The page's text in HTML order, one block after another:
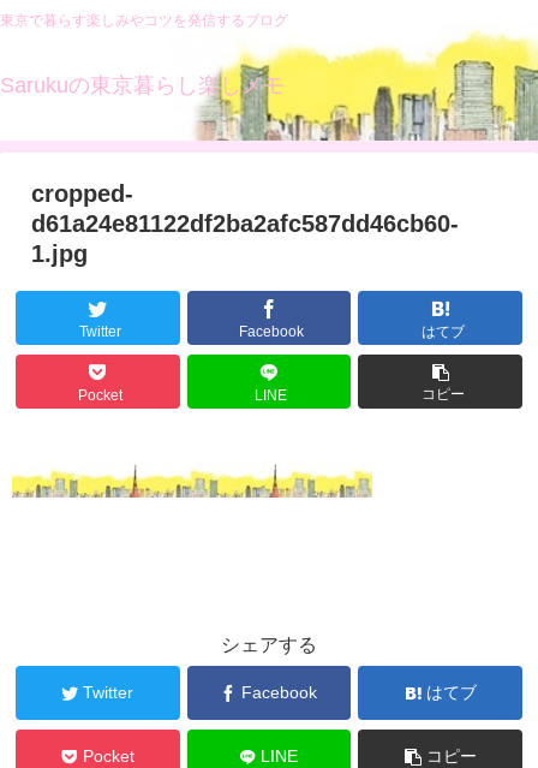
東京で暮らす楽しみやコツを発信するブログ
Sarukuの東京暮らし楽しメモ
cropped-
d61a24e81122df2ba2afc587dd46cb60-
1.jpg
Twitter Facebook はてブ
Pocket LINE コピー
シェアする
Twitter Facebook はてブ
Pocket LINE コピー